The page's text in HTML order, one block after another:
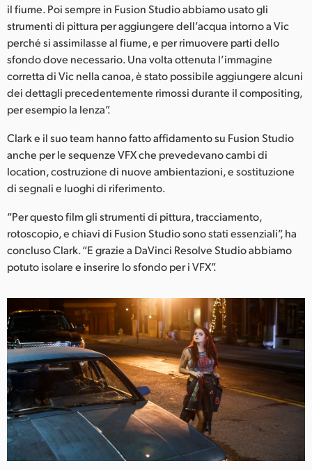
il fiume. Poi sempre in Fusion Studio abbiamo usato gli
strumenti di pittura per aggiungere dell’acqua intorno a Vic
perché si assimilasse al fiume, e per rimuovere parti dello
sfondo dove necessario. Una volta ottenuta l’immagine
corretta di Vic nella canoa, è stato possibile aggiungere alcuni
dei dettagli precedentemente rimossi durante il compositing,
per esempio la lenza”.
Clark e il suo team hanno fatto affidamento su Fusion Studio
anche per le sequenze VFX che prevedevano cambi di
location, costruzione di nuove ambientazioni, e sostituzione
di segnali e luoghi di riferimento.
“Per questo film gli strumenti di pittura, tracciamento,
rotoscopio, e chiavi di Fusion Studio sono stati essenziali”, ha
concluso Clark. “E grazie a DaVinci Resolve Studio abbiamo
potuto isolare e inserire lo sfondo per i VFX”.